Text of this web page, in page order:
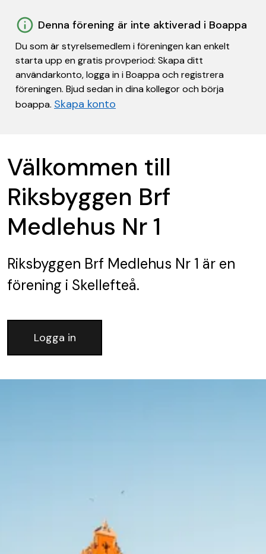
Denna förening är inte aktiverad i Boappa
Du som är styrelsemedlem i föreningen kan enkelt
starta upp en gratis provperiod: Skapa ditt
användarkonto, logga in i Boappa och registrera
föreningen. Bjud sedan in dina kollegor och börja
boappa. Skapa konto
Välkommen till
Riksbyggen Brf
Medlehus Nr 1
Riksbyggen Brf Medlehus Nr 1 är en
förening i Skellefteå.
Logga in